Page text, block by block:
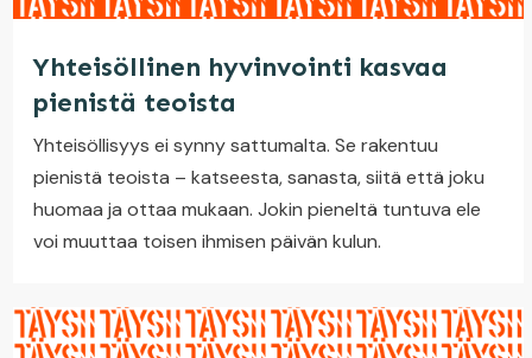
Yhteisöllinen hyvinvointi kasvaa
pienistä teoista
Yhteisöllisyys ei synny sattumalta. Se rakentuu
pienistä teoista – katseesta, sanasta, siitä että joku
huomaa ja ottaa mukaan. Jokin pieneltä tuntuva ele
voi muuttaa toisen ihmisen päivän kulun.